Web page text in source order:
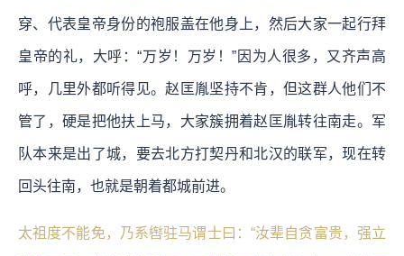
穿、代表皇帝身份的袍服盖在他身上，然后大家一起行拜
皇帝的礼，大呼：“万岁！万岁！”因为人很多，又齐声高
呼，几里外都听得见。赵匡胤坚持不肯，但这群人他们不
管了，硬是把他扶上马，大家簇拥着赵匡胤转往南走。军
队本来是出了城，要去北方打契丹和北汉的联军，现在转
回头往南，也就是朝着都城前进。
太祖度不能免，乃系辔驻马谓士曰：“汝辈自贪富贵，强立